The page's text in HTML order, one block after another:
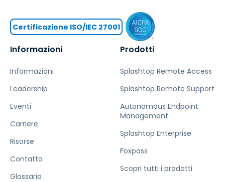
Informazioni
Informazioni
Leadership
Eventi
Carriere
Risorse
Contatto
Glossario
Prodotti
Splashtop Remote Access
Splashtop Remote Support
Autonomous Endpoint
Management
Splashtop Enterprise
Foxpass
Scopri tutti i prodotti
Certificazione ISO/IEC 27001